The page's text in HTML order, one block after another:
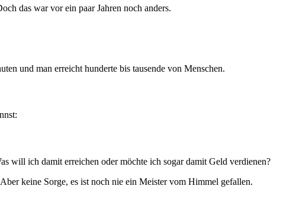
das war vor ein paar Jahren noch anders.
und man erreicht hunderte bis tausende von Menschen.
will ich damit erreichen oder möchte ich sogar damit Geld verdienen?
keine Sorge, es ist noch nie ein Meister vom Himmel gefallen.